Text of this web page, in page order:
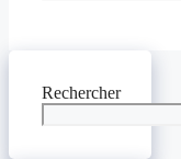
Rechercher